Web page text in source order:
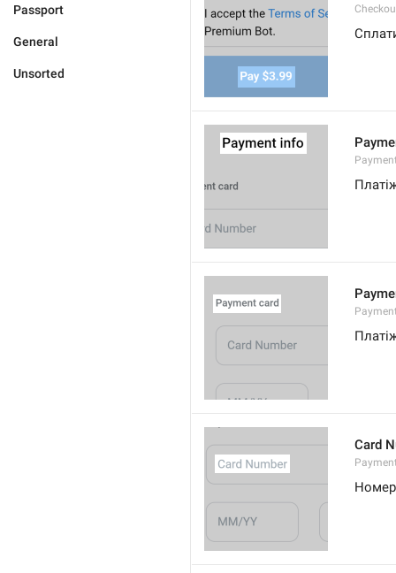
Passport
General
Unsorted
Card
Номер